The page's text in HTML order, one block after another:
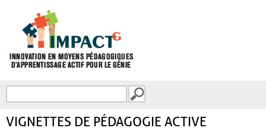
FORMULAIRE DE
VIGNETTES DE PÉDAGOGIE ACTIVE